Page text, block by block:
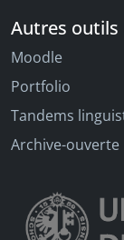
Autres outils
Moodle
Portfolio
Tandems
Archive-ouverte